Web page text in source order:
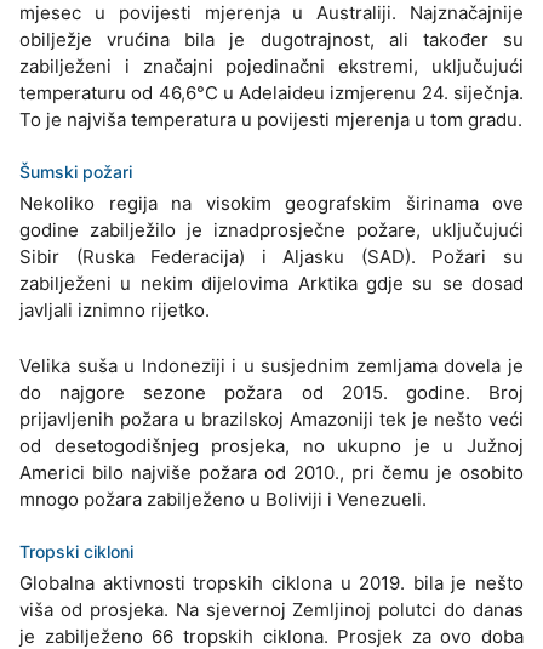
mjesec u povijesti mjerenja u Australiji. Najznačajnije
obilježje vrućina bila je dugotrajnost, ali također su
zabilježeni i značajni pojedinačni ekstremi, uključujući
temperaturu od 46,6°C u Adelaideu izmjerenu 24. siječnja.
To je najviša temperatura u povijesti mjerenja u tom gradu.
Šumski požari
Nekoliko regija na visokim geografskim širinama ove
godine zabilježilo je iznadprosječne požare, uključujući
Sibir (Ruska Federacija) i Aljasku (SAD). Požari su
zabilježeni u nekim dijelovima Arktika gdje su se dosad
javljali iznimno rijetko.
Velika suša u Indoneziji i u susjednim zemljama dovela je
do najgore sezone požara od 2015. godine. Broj
prijavljenih požara u brazilskoj Amazoniji tek je nešto veći
od desetogodišnjeg prosjeka, no ukupno je u Južnoj
Americi bilo najviše požara od 2010., pri čemu je osobito
mnogo požara zabilježeno u Boliviji i Venezueli.
Tropski cikloni
Globalna aktivnosti tropskih ciklona u 2019. bila je nešto
viša od prosjeka. Na sjevernoj Zemljinoj polutci do danas
je zabilježeno 66 tropskih ciklona. Prosjek za ovo doba